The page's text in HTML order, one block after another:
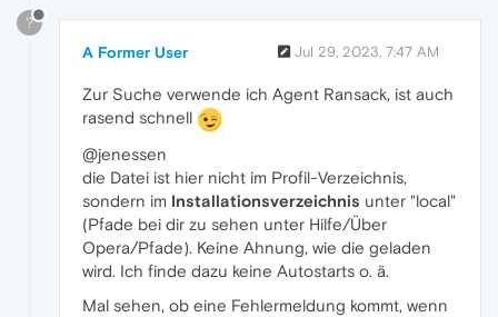
?
A Former User Jul 29, 2023, 7:47 AM
Zur Suche verwende ich Agent Ransack, ist auch
rasend schnell
@jenessen
die Datei ist hier nicht im Profil-Verzeichnis,
sondern im Installationsverzeichnis unter "local"
(Pfade bei dir zu sehen unter Hilfe/Über
Opera/Pfade). Keine Ahnung, wie die geladen
wird. Ich finde dazu keine Autostarts o. ä.
Mal sehen, ob eine Fehlermeldung kommt, wenn